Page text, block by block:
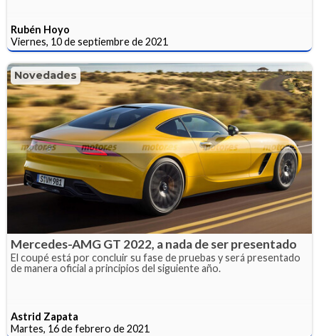
Rubén Hoyo
Viernes, 10 de septiembre de 2021
Novedades
Mercedes-AMG GT 2022, a nada de ser presentado
El coupé está por concluir su fase de pruebas y será presentado
de manera oficial a principios del siguiente año.
Astrid Zapata
Martes, 16 de febrero de 2021